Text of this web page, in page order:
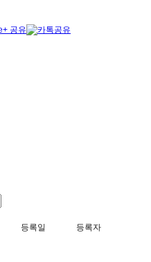
등록일 등록자